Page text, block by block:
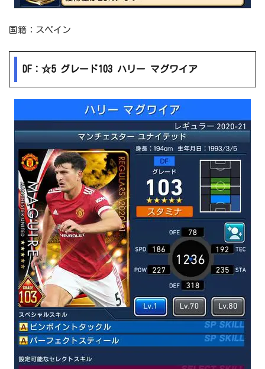
国籍：スペイン
DF：☆5 グレード103 ハリー マグワイア